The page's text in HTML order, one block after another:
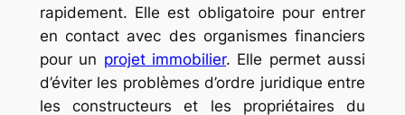
rapidement. Elle est obligatoire pour entrer
en contact avec des organismes financiers
pour un projet immobilier. Elle permet aussi
d’éviter les problèmes d’ordre juridique entre
les constructeurs et les propriétaires du